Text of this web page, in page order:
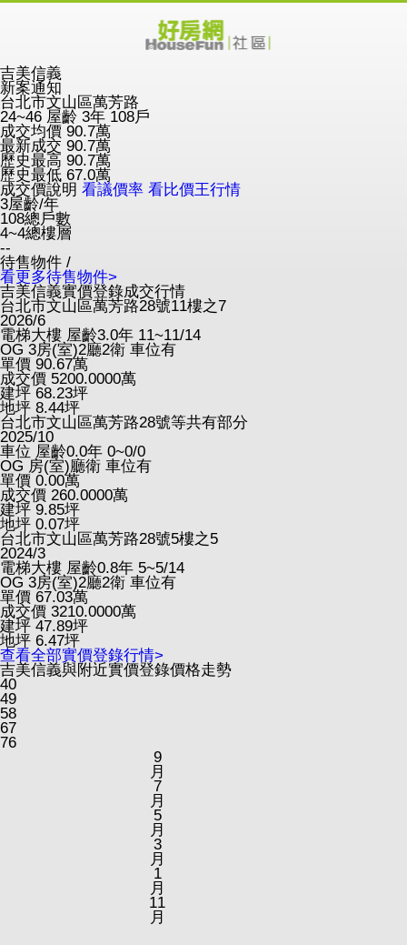
吉美信義
新案通知
台北市文山區萬芳路
24~46 屋齡 3年 108戶
成交均價 90.7萬
最新成交 90.7萬
歷史最高 90.7萬
歷史最低 67.0萬
成交價說明 看議價率 看比價王行情
3屋齡/年
108總戶數
4~4總樓層
--
待售物件 /
看更多待售物件>
吉美信義實價登錄成交行情
台北市文山區萬芳路28號11樓之7
2026/6
電梯大樓 屋齡3.0年 11~11/14
OG 3房(室)2廳2衛 車位有
單價 90.67萬
成交價 5200.0000萬
建坪 68.23坪
地坪 8.44坪
台北市文山區萬芳路28號等共有部分
2025/10
車位 屋齡0.0年 0~0/0
OG 房(室)廳衛 車位有
單價 0.00萬
成交價 260.0000萬
建坪 9.85坪
地坪 0.07坪
台北市文山區萬芳路28號5樓之5
2024/3
電梯大樓 屋齡0.8年 5~5/14
OG 3房(室)2廳2衛 車位有
單價 67.03萬
成交價 3210.0000萬
建坪 47.89坪
地坪 6.47坪
查看全部實價登錄行情>
吉美信義與附近實價登錄價格走勢
40
49
58
67
76
9
月
7
月
5
月
3
月
1
月
11
月